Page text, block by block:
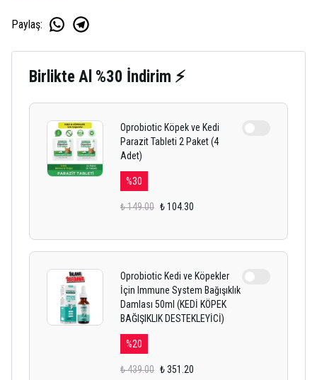
Paylaş:
Birlikte Al %30 İndirim ⚡
Oprobiotic Köpek ve Kedi
Parazit Tableti 2 Paket (4
Adet)
%30
₺ 149.00 ₺ 104.30
Oprobiotic Kedi ve Köpekler
İçin Immune System Bağışıklık
Damlası 50ml (KEDİ KÖPEK
BAĞIŞIKLIK DESTEKLEYİCİ)
%20
₺ 439.00 ₺ 351.20